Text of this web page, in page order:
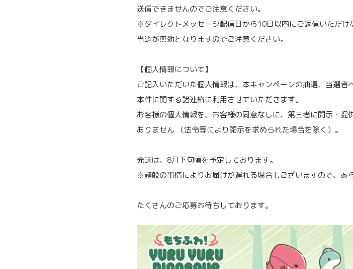
送信できませんのでご注意ください。
※ダイレクトメッセージ配信日から10日以内にご返信いただけ
当選が無効となりますのでご注意ください。
【個人情報について】
ご記入いただいた個人情報は、本キャンペーンの抽選、当選者
本件に関する諸連絡に利用させていただきます。
お客様の個人情報を、お客様の同意なしに、第三者に開示・提
ありません （法令等により開示を求められた場合を除く）。
発送は、8月下旬頃を予定しております。
※諸般の事情によりお届けが遅れる場合もございますので、あ
たくさんのご応募お待ちしております。